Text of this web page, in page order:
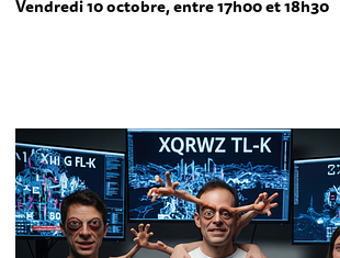
Vendredi10 octobre, entre 17h00 et 18h30